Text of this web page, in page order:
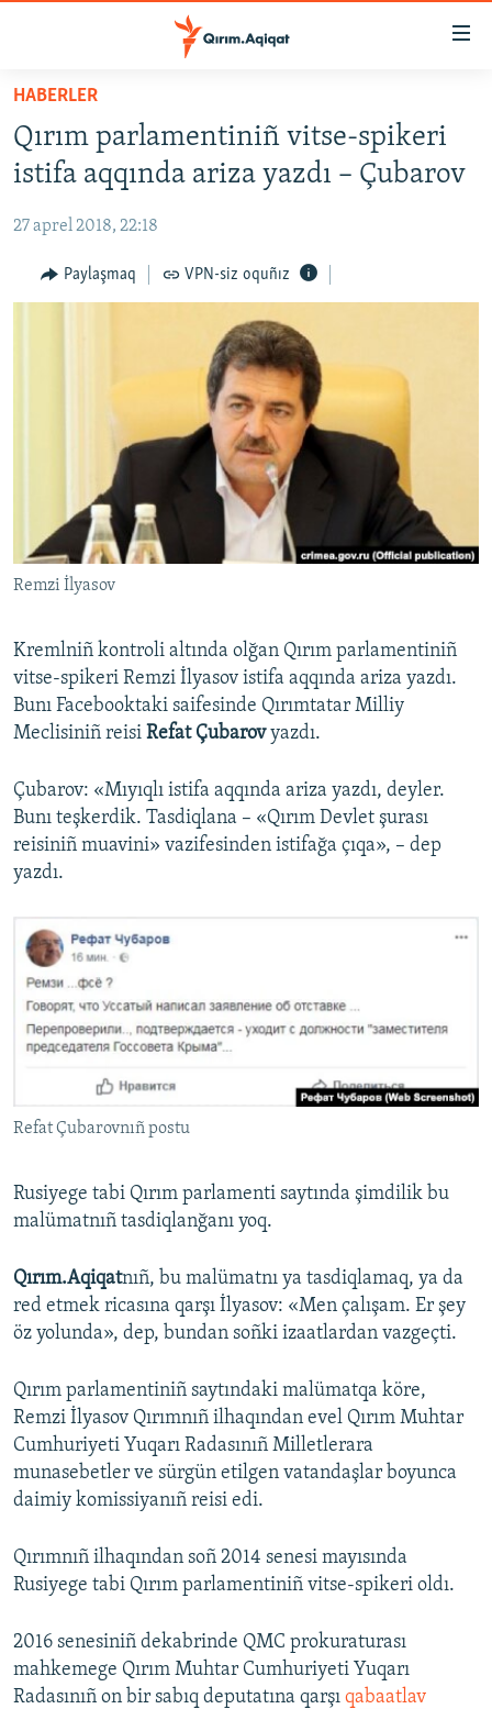
Esas
qaytmaq
Baş
navigatsiyağa
qaytmaq
qaytmaq
SİYASET
İQTİSADİYAT
CEMİYET
MEDENİYET
Русский
Українською
RFE/RS bütün saytları
HABERLER
Qırım parlamentiniñ vitse-spikeri
istifa aqqında ariza yazdı – Çubarov
27 aprel 2018, 22:18
Paylaşmaq VPN-siz oquñız
Remzi İlyasov
Kremlniñ kontroli altında olğan Qırım parlamentiniñ
vitse-spikeri Remzi İlyasov istifa aqqında ariza yazdı.
Bunı Facebooktaki saifesinde Qırımtatar Milliy
Meclisiniñ reisi Refat Çubarovyazdı.
Çubarov: «Mıyıqlı istifa aqqında ariza yazdı, deyler.
Bunı teşkerdik. Tasdiqlana – «Qırım Devlet şurası
reisiniñ muavini» vazifesinden istifağa çıqa», – dep
yazdı.
Refat Çubarovnıñ postu
Rusiyege tabi Qırım parlamenti saytında şimdilik bu
malümatnıñ tasdiqlanğanı yoq.
Qırım.Aqiqatnıñ, bu malümatnı ya tasdiqlamaq, ya da
red etmek ricasına qarşı İlyasov: «Men çalışam. Er şey
öz yolunda», dep, bundan soñki izaatlardan vazgeçti.
Qırım parlamentiniñ saytındaki malümatqa köre,
Remzi İlyasov Qırımnıñ ilhaqından evel Qırım Muhtar
Cumhuriyeti Yuqarı Radasınıñ Milletlerara
munasebetler ve sürgün etilgen vatandaşlar boyunca
daimiy komissiyanıñ reisi edi.
Qırımnıñ ilhaqından soñ 2014 senesi mayısında
Rusiyege tabi Qırım parlamentiniñ vitse-spikeri oldı.
2016 senesiniñ dekabrinde QMC prokuraturası
mahkemege Qırım Muhtar Cumhuriyeti Yuqarı
Radasınıñ on bir sabıq deputatına qarşı qabaatlav